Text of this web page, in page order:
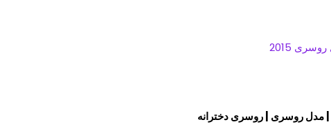
| مدل روسری | روسری دخترانه